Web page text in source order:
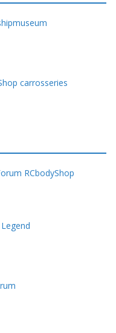
carrosseries
RCbodyShop